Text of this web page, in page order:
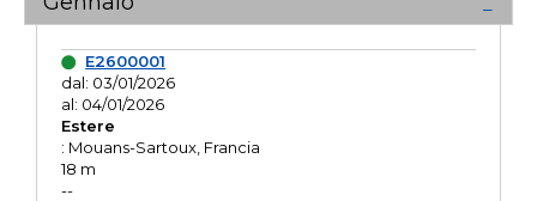
E2600001
dal: 03/01/2026
al: 04/01/2026
Estere
: Mouans-Sartoux, Francia
18 m
--